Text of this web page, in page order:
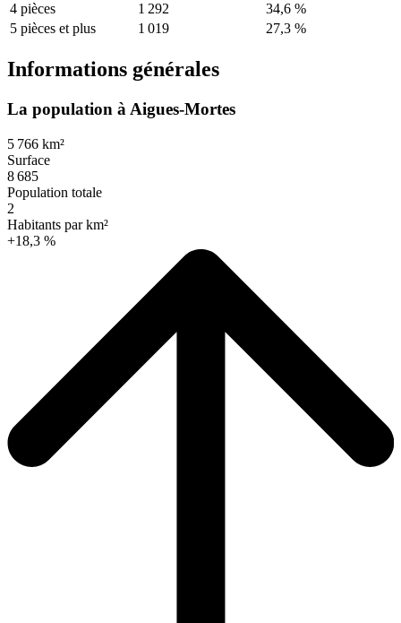
4 pièces
1 292
34,6 %
5 pièces et plus
1 019 27,3 %
Informations générales
La population à Aigues-Mortes
5 766 km²
Surface
8 685
Population totale
2
Habitants par km²
+18,3 %